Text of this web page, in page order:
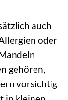
auch
oder
gehören,
vorsichtig